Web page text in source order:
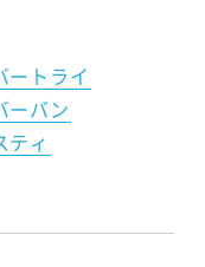
ートライ
ーバン
ティ